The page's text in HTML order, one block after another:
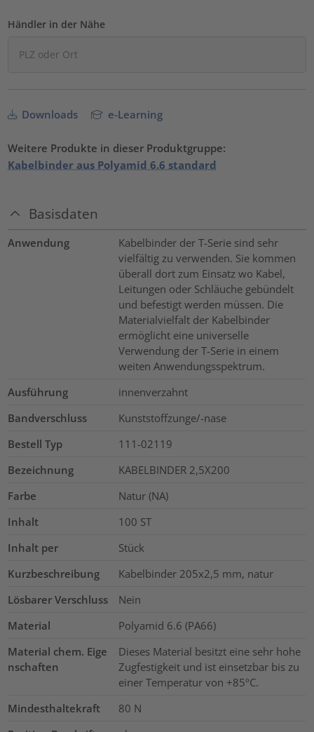
Händler in der Nähe
Downloads e-Learning
Weitere Produkte in dieser Produktgruppe:
Kabelbinder aus Polyamid 6.6 standard
Basisdaten
Anwendung
Kabelbinder der T-Serie sind sehr
vielfältig zu verwenden. Sie kommen
überall dort zum Einsatz wo Kabel,
Leitungen oder Schläuche gebündelt
und befestigt werden müssen. Die
Materialvielfalt der Kabelbinder
ermöglicht eine universelle
Verwendung der T-Serie in einem
weiten Anwendungsspektrum.
Ausführung
innenverzahnt
Bandverschluss
Kunststoffzunge/-nase
Bestell Typ
111-02119
Bezeichnung
KABELBINDER 2,5X200
Farbe
Natur (NA)
Inhalt
100 ST
Inhalt per
Stück
Kurzbeschreibung
Kabelbinder 205x2,5 mm, natur
Lösbarer Verschluss
Nein
Material
Polyamid 6.6 (PA66)
Material chem. Eige
nschaften
Dieses Material besitzt eine sehr hohe
Zugfestigkeit und ist einsetzbar bis zu
einer Temperatur von +85ºC.
Mindesthaltekraft
80 N